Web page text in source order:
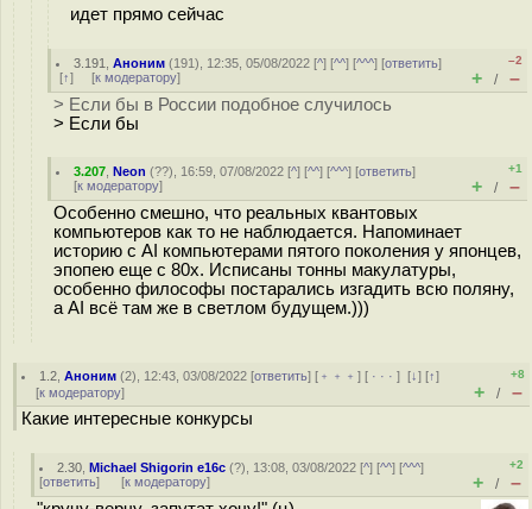
идет прямо сейчас
3.191 ,Аноним (191), 12:35, 05/08/2022 [^] [^^] [^^^] [ответить]
[↑] [к модератору]
–2
+ / –
> Если бы в России подобное случилось
> Если бы
3.207 ,Neon (??), 16:59, 07/08/2022 [^] [^^] [^^^] [ответить]
[к модератору]
+1
+ / –
Особенно смешно, что реальных квантовых
компьютеров как то не наблюдается. Напоминает
историю с AI компьютерами пятого поколения у японцев,
эпопею еще с 80х. Исписаны тонны макулатуры,
особенно философы постарались изгадить всю поляну,
а AI всё там же в светлом будущем.)))
1.2 ,Аноним (2), 12:43, 03/08/2022 [ответить] [ ﹢﹢﹢] [ · · ·][↓] [↑]
[к модератору]
+8
+ / –
Какие интересные конкурсы
2.30 ,Michael Shigorin e16c (?), 13:08, 03/08/2022 [^] [^^] [^^^]
[ответить] [к модератору]
+2
+ / –